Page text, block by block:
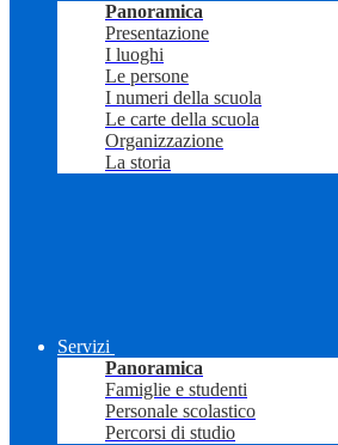
Panoramica
Presentazione
I luoghi
Le persone
I numeri della scuola
Le carte della scuola
Organizzazione
La storia
Servizi
Panoramica
Famiglie e studenti
Personale scolastico
Percorsi di studio